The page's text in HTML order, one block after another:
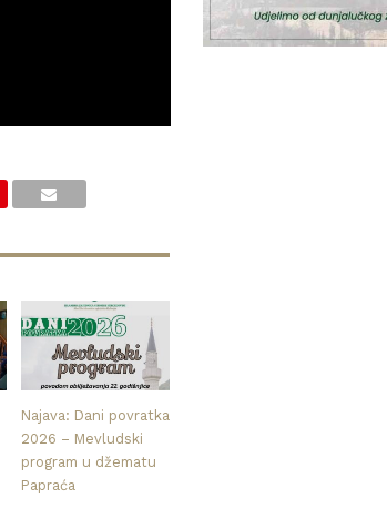
Najava: Dani povratka
2026 – Mevludski
program u džematu
Papraća